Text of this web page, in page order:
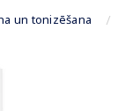
un tonizēšana